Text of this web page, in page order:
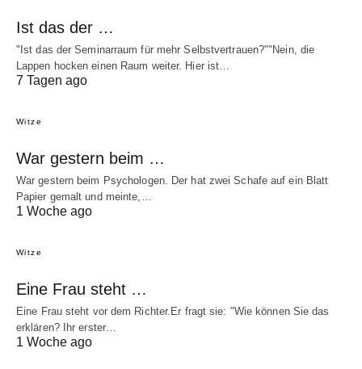
Ist das der …
"Ist das der Seminarraum für mehr Selbstvertrauen?""Nein, die
Lappen hocken einen Raum weiter. Hier ist…
7 Tagen ago
Witze
War gestern beim …
War gestern beim Psychologen. Der hat zwei Schafe auf ein Blatt
Papier gemalt und meinte,…
1 Woche ago
Witze
Eine Frau steht …
Eine Frau steht vor dem Richter.Er fragt sie: "Wie können Sie das
erklären? Ihr erster…
1 Woche ago